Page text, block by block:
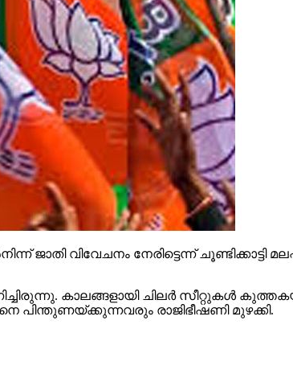
ജാതി വിവേചനം നേരിട്ടെന്ന്
കാലങ്ങളായി ചിലര്‍ സീറ്റുകള്‍
പിന്തുണയ്ക്കുന്നവരും രാജിഭീഷണി മുഴക്കി.